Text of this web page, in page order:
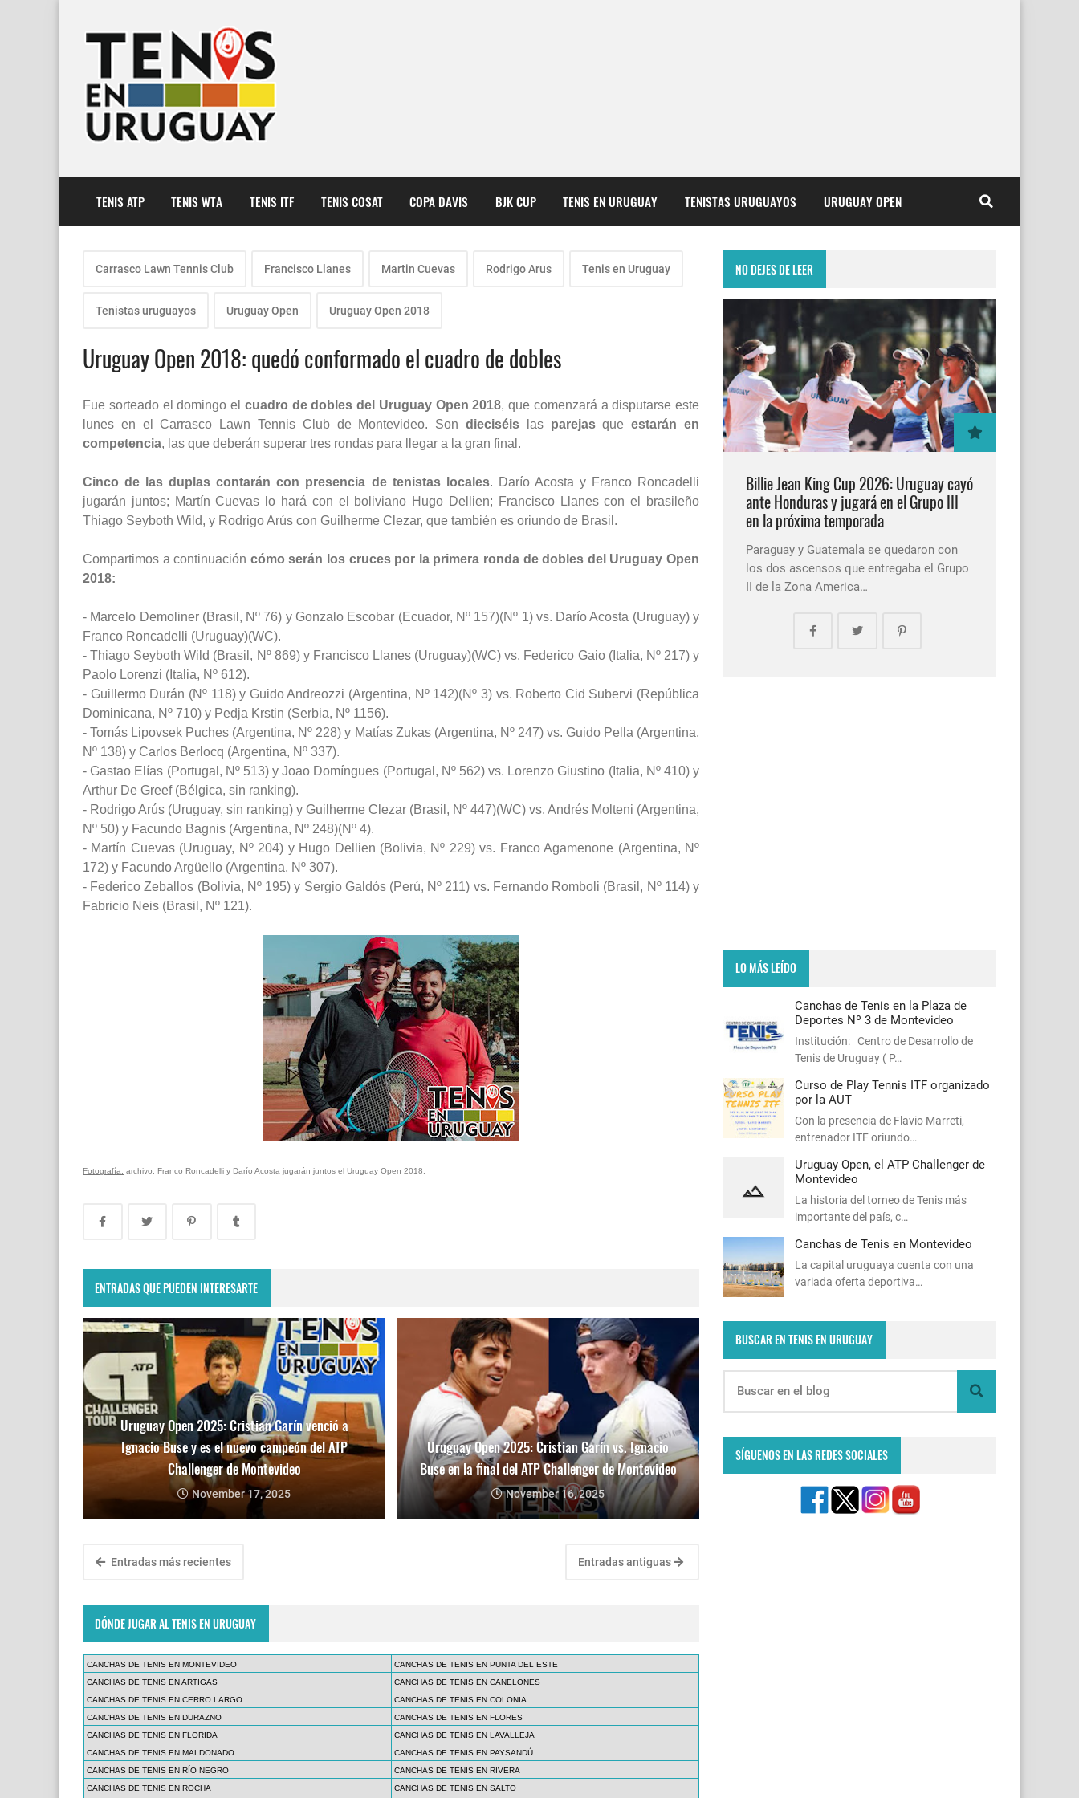
TENIS ATP TENIS WTA TENIS ITF TENIS COSAT COPA DAVIS BJK CUP TENIS EN URUGUAY TENISTAS URUGUAYOS URUGUAY OPEN
Carrasco Lawn Tennis Club Francisco Llanes Martin Cuevas Rodrigo Arus Tenis en Uruguay
Tenistas uruguayos Uruguay Open Uruguay Open 2018
Uruguay Open 2018: quedó conformado el cuadro de dobles
Fue sorteado el domingo el cuadro de dobles del Uruguay Open 2018, que comenzará a disputarse este
lunes en el Carrasco Lawn Tennis Club de Montevideo. Son dieciséis las parejasqueestarán en
competencia, las que deberán superar tres rondas para llegar a la gran final.
Cinco de las duplas contarán con presencia de tenistas locales. Darío Acosta y Franco Roncadelli
jugarán juntos; Martín Cuevas lo hará con el boliviano Hugo Dellien; Francisco Llanes con el brasileño
Thiago Seyboth Wild, y Rodrigo Arús con Guilherme Clezar, que también es oriundo de Brasil.
Compartimos a continuación cómo serán los cruces por la primera ronda de dobles del Uruguay Open
2018:
- Marcelo Demoliner (Brasil, Nº 76) y Gonzalo Escobar (Ecuador, Nº 157)(Nº 1) vs. Darío Acosta (Uruguay) y
Franco Roncadelli (Uruguay)(WC).
- Thiago Seyboth Wild (Brasil, Nº 869) y Francisco Llanes (Uruguay)(WC) vs. Federico Gaio (Italia, Nº 217) y
Paolo Lorenzi (Italia, Nº 612).
- Guillermo Durán (Nº 118) y Guido Andreozzi (Argentina, Nº 142)(Nº 3) vs. Roberto Cid Subervi (República
Dominicana, Nº 710) y Pedja Krstin (Serbia, Nº 1156).
- Tomás Lipovsek Puches (Argentina, Nº 228) y Matías Zukas (Argentina, Nº 247) vs. Guido Pella (Argentina,
Nº 138) y Carlos Berlocq (Argentina, Nº 337).
- Gastao Elías (Portugal, Nº 513) y Joao Domíngues (Portugal, Nº 562) vs. Lorenzo Giustino (Italia, Nº 410) y
Arthur De Greef (Bélgica, sin ranking).
- Rodrigo Arús (Uruguay, sin ranking) y Guilherme Clezar (Brasil, Nº 447)(WC) vs. Andrés Molteni (Argentina,
Nº 50) y Facundo Bagnis (Argentina, Nº 248)(Nº 4).
- Martín Cuevas (Uruguay, Nº 204) y Hugo Dellien (Bolivia, Nº 229) vs. Franco Agamenone (Argentina, Nº
172) y Facundo Argüello (Argentina, Nº 307).
- Federico Zeballos (Bolivia, Nº 195) y Sergio Galdós (Perú, Nº 211) vs. Fernando Romboli (Brasil, Nº 114) y
Fabricio Neis (Brasil, Nº 121).
Fotografía: archivo. Franco Roncadelli y Darío Acosta jugarán juntos el Uruguay Open 2018.
ENTRADAS QUE PUEDEN INTERESARTE
Uruguay Open 2025: Cristian Garín venció a
Ignacio Buse y es el nuevo campeón del ATP
Challenger de Montevideo
November 17, 2025
Uruguay Open 2025: Cristian Garín vs. Ignacio
Buse en la final del ATP Challenger de Montevideo
November 16, 2025
Entradas más recientes Entradas antiguas
DÓNDE JUGAR AL TENIS EN URUGUAY
CANCHAS DE TENIS EN MONTEVIDEO
CANCHAS DE TENIS EN PUNTA DEL ESTE
CANCHAS DE TENIS EN ARTIGAS
CANCHAS DE TENIS EN CANELONES
CANCHAS DE TENIS EN CERRO LARGO
CANCHAS DE TENIS EN COLONIA
CANCHAS DE TENIS EN DURAZNO
CANCHAS DE TENIS EN FLORES
CANCHAS DE TENIS EN FLORIDA
CANCHAS DE TENIS EN LAVALLEJA
CANCHAS DE TENIS EN MALDONADO
CANCHAS DE TENIS EN PAYSANDÚ
CANCHAS DE TENIS EN RÍO NEGRO
CANCHAS DE TENIS EN RIVERA
CANCHAS DE TENIS EN ROCHA
CANCHAS DE TENIS EN SALTO
NO DEJES DE LEER
Billie Jean King Cup 2026: Uruguay cayó
ante Honduras y jugará en el Grupo III
en la próxima temporada
Paraguay y Guatemala se quedaron con
los dos ascensos que entregaba el Grupo
II de la Zona America…
LO MÁS LEÍDO
Canchas de Tenis en la Plaza de
Deportes Nº 3 de Montevideo
Institución: Centro de Desarrollo de
Tenis de Uruguay ( P…
Curso de Play Tennis ITF organizado
por la AUT
Con la presencia de Flavio Marreti,
entrenador ITF oriundo…
Uruguay Open, el ATP Challenger de
Montevideo
La historia del torneo de Tenis más
importante del país, c…
Canchas de Tenis en Montevideo
La capital uruguaya cuenta con una
variada oferta deportiva…
BUSCAR EN TENIS EN URUGUAY
SÍGUENOS EN LAS REDES SOCIALES